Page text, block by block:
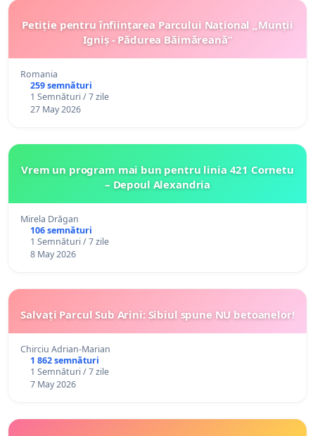
Petiție pentru înființarea Parcului Național „Munții
Igniș - Pădurea Băimăreană”
Romania
259 semnături
1 Semnături / 7 zile
27 May 2026
Vrem un program mai bun pentru linia 421 Cornetu
– Depoul Alexandria
Mirela Drăgan
106 semnături
1 Semnături / 7 zile
8 May 2026
Salvați Parcul Sub Arini: Sibiul spune NU betoanelor!
Chirciu Adrian-Marian
1 862 semnături
1 Semnături / 7 zile
7 May 2026